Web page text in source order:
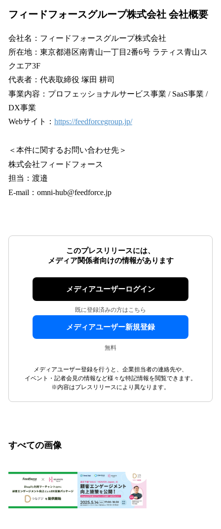
フィードフォースグループ株式会社 会社概要
会社名：フィードフォースグループ株式会社
所在地：東京都港区南青山一丁目2番6号 ラティス青山ス
クエア3F
代表者：代表取締役 塚田 耕司
事業内容：プロフェッショナルサービス事業 / SaaS事業 /
DX事業
Webサイト： https://feedforcegroup.jp/
＜本件に関するお問い合わせ先＞
株式会社フィードフォース
担当：渡邉
E-mail：omni-hub@feedforce.jp
このプレスリリースには、
メディア関係者向けの情報があります
メディアユーザーログイン
既に登録済みの方はこちら
メディアユーザー新規登録
無料
メディアユーザー登録を行うと、企業担当者の連絡先や、
イベント・記者会見の情報など様々な特記情報を閲覧できます。
※内容はプレスリリースにより異なります。
すべての画像